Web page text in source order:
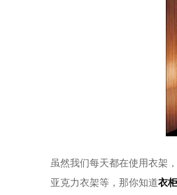
虽然我们每天都在使用衣架
亚克力衣架等，那你知道衣